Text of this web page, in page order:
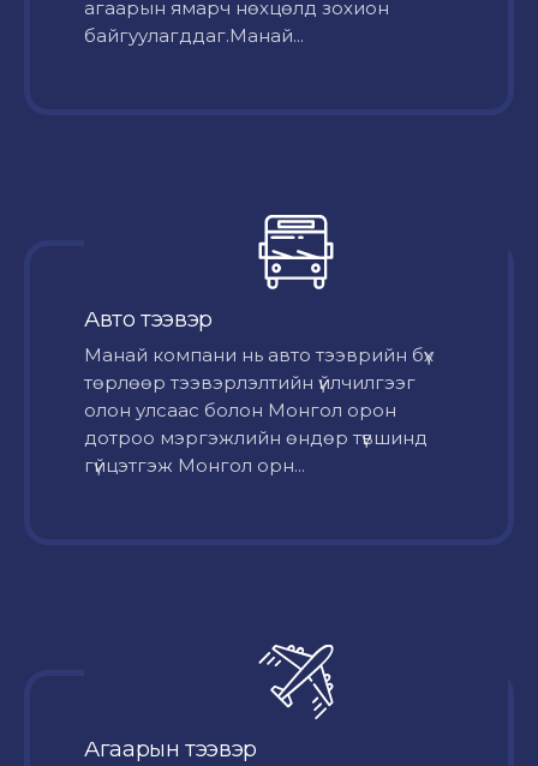
агаарын ямарч нөхцөлд зохион
байгуулагддаг.Манай...
Авто тээвэр
Mанай компани нь авто тээврийн бүх
төрлөөр тээвэрлэлтийн үйлчилгээг
олон улсаас болон Монгол орон
дотроо мэргэжлийн өндөр түвшинд
гүйцэтгэж Монгол орн...
Агаарын тээвэр